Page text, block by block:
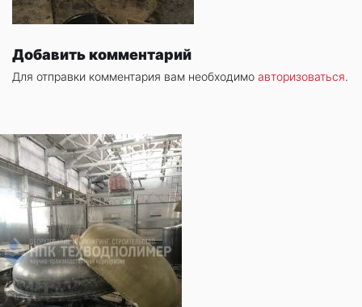
Добавить комментарий
Для отправки комментария вам необходимо авторизоваться.